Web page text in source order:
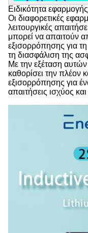
Ειδικότητα εφαρμογής
Οι διαφορετικές
λειτουργικές
μπορεί να απαιτούν
εξισορρόπησης για
τη διασφάλιση της
Με την εξέταση
καθορίσει την πλέον
εξισορρόπησης για
απαιτήσεις ισχύος